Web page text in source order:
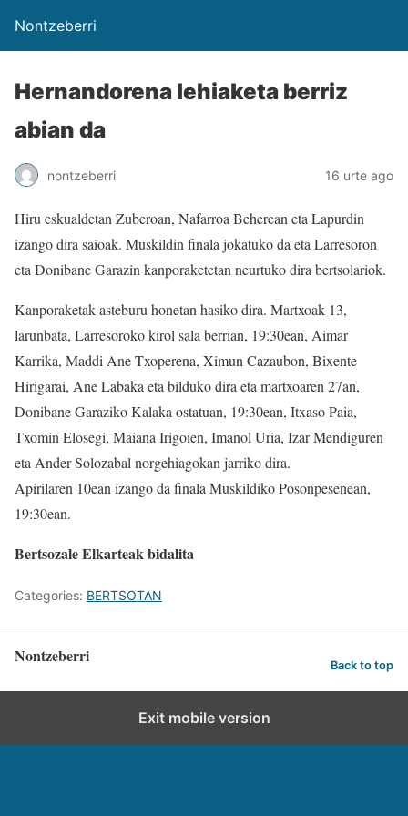
Nontzeberri
Hernandorena lehiaketa berriz
abian da
nontzeberri 16 urte ago
Hiru eskualdetan Zuberoan, Nafarroa Beherean eta Lapurdin
izango dira saioak. Muskildin finala jokatuko da eta Larresoron
eta Donibane Garazin kanporaketetan neurtuko dira bertsolariok.
Kanporaketak asteburu honetan hasiko dira. Martxoak 13,
larunbata, Larresoroko kirol sala berrian, 19:30ean, Aimar
Karrika, Maddi Ane Txoperena, Ximun Cazaubon, Bixente
Hirigarai, Ane Labaka eta bilduko dira eta martxoaren 27an,
Donibane Garaziko Kalaka ostatuan, 19:30ean, Itxaso Paia,
Txomin Elosegi, Maiana Irigoien, Imanol Uria, Izar Mendiguren
eta Ander Solozabal norgehiagokan jarriko dira.
Apirilaren 10ean izango da finala Muskildiko Posonpesenean,
19:30ean.
Bertsozale Elkarteak bidalita
Categories: BERTSOTAN
Nontzeberri Back to top
Exit mobile version